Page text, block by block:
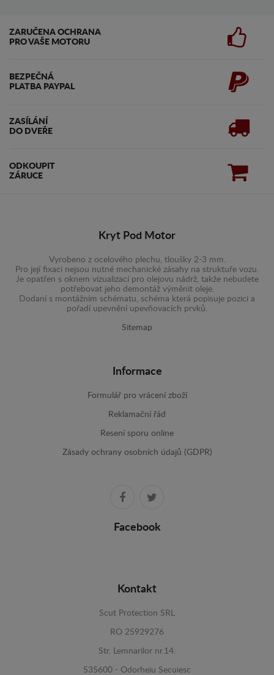
ZARUČENA OCHRANA
PRO VAŠE MOTORU
BEZPEČNÁ
PLATBA PAYPAL
ZASÍLÁNÍ
DO DVEŘE
ODKOUPIT
ZÁRUCE
Kryt Pod Motor
Vyrobeno z ocelového plechu, tloušky 2-3 mm.
Pro její fixaci nejsou nutné mechanické zásahy na struktuře vozu.
Je opatřen s oknem vizualizací pro olejovu nádrž, takže nebudete
potřebovat jeho demontáž výměnit oleje.
Dodaní s montážním schématu, schéma která popisuje pozici a
pořadí upevnění upevňovacích prvků.
Sitemap
Informace
Formulář pro vrácení zboží
Reklamační řád
Resení sporu online
Zásady ochrany osobních údajů (GDPR)
Facebook
Kontakt
Scut Protection SRL
RO 25929276
Str. Lemnarilor nr.14.
535600 - Odorheiu Secuiesc